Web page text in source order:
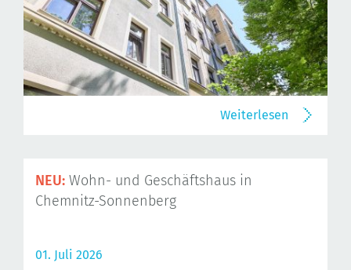
Weiterlesen
NEU: Wohn- und Geschäftshaus in
Chemnitz-Sonnenberg
01. Juli 2026